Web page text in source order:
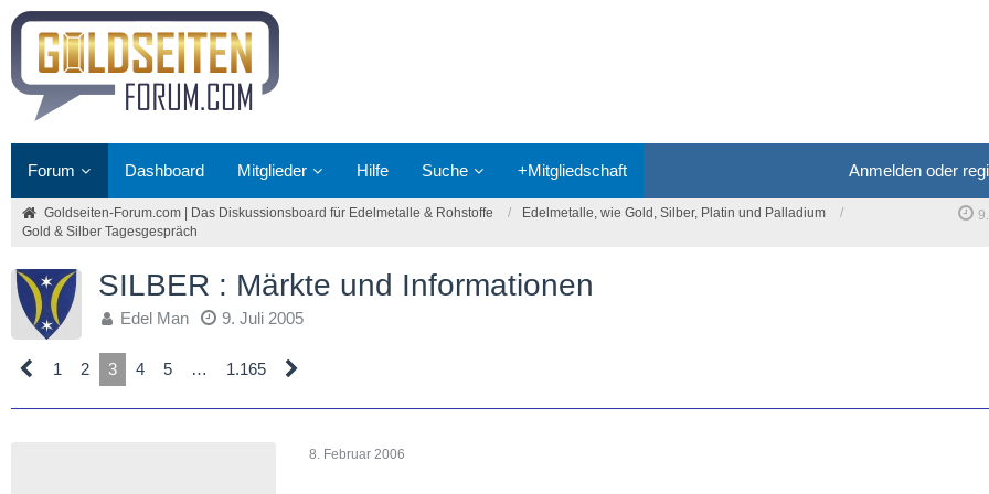
Forum Dashboard Mitglieder Hilfe Suche +Mitgliedschaft Anmelden oder
Goldseiten-Forum.com | Das Diskussionsboard für Edelmetalle & Rohstoffe
Edelmetalle, wie Gold, Silber, Platin und Palladium
Gold & Silber Tagesgespräch
SILBER : Märkte und Informationen
Edel Man 9. Juli 2005
1 2 3 4 5 … 1.165
8. Februar 2006